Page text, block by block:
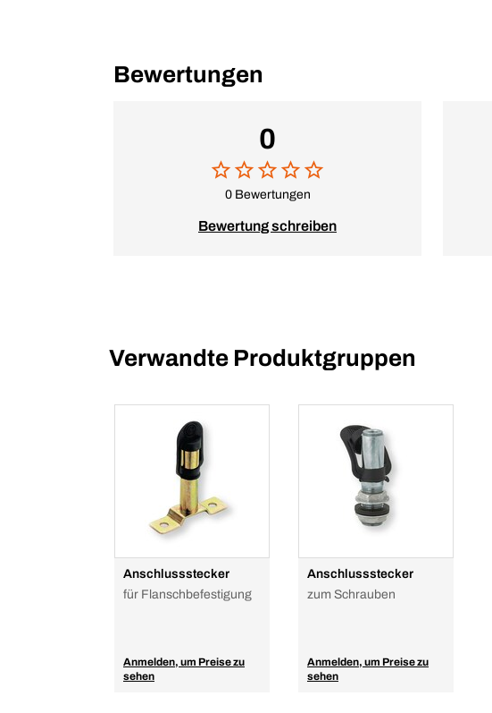
Bewertungen
0
0 Bewertungen
Bewertung schreiben
Verwandte Produktgruppen
Anschlussstecker
für Flanschbefestigung
Anmelden, um Preise zu
sehen
Anschlussstecker
zum Schrauben
Anmelden, um Preise zu
sehen